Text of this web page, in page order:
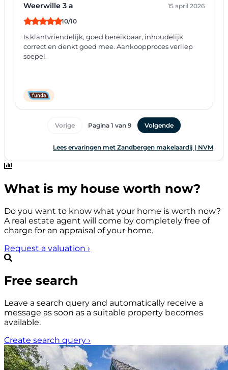
What is my house worth now?
Do you want to know what your home is worth now?
A real estate agent will come by completely free of
charge for an appraisal of your home.
Request a valuation ›
Free search
Leave a search query and automatically receive a
message as soon as a suitable property becomes
available.
Create search query ›